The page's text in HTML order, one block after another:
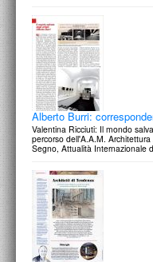
Alberto Burri:
Valentina Ricciuti: Il mondo
percorso dell'A.A.M.
Segno, Attualità Internazionale